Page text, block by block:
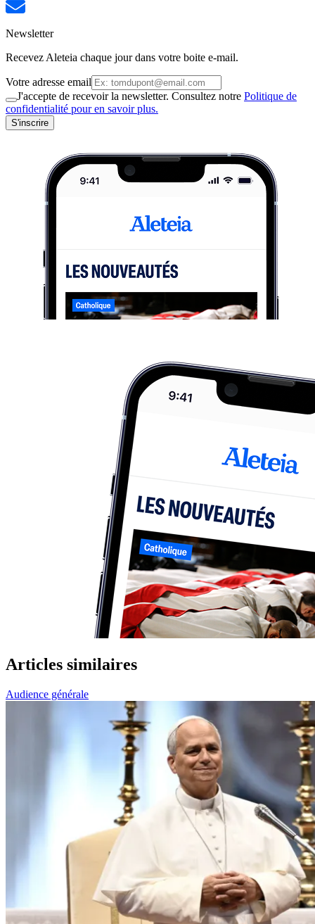
Newsletter
Recevez Aleteia chaque jour dans votre boite e-mail.
Votre adresse email
J'accepte de recevoir la newsletter. Consultez notre Politique de
confidentialité pour en savoir plus.
S'inscrire
Articles similaires
Audience générale